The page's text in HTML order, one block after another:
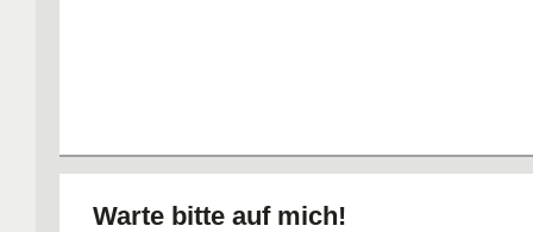
Warte bitte auf mich!